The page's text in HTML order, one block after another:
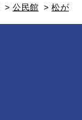
> 公民館 > 松が